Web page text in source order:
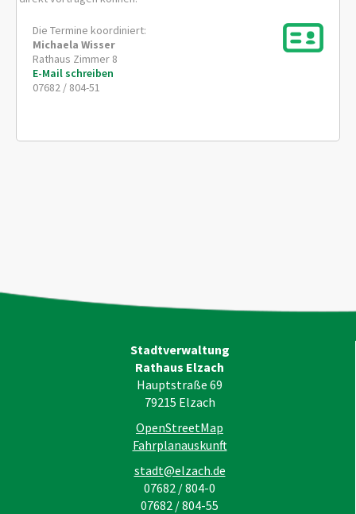
Die Termine koordiniert:
Michaela Wisser
Rathaus Zimmer 8
E-Mail schreiben
07682 / 804-51
Stadtverwaltung
Rathaus Elzach
Hauptstraße 69
79215 Elzach
OpenStreetMap
Fahrplanauskunft
stadt@elzach.de
07682 / 804-0
07682 / 804-55